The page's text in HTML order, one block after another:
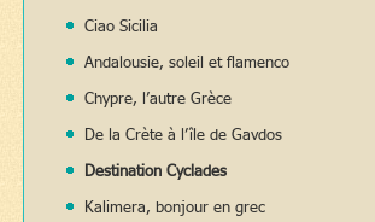
Ciao Sicilia
Andalousie, soleil et flamenco
Chypre, l’autre Grèce
De la Crète à l’île de Gavdos
Destination Cyclades
Kalimera, bonjour en grec